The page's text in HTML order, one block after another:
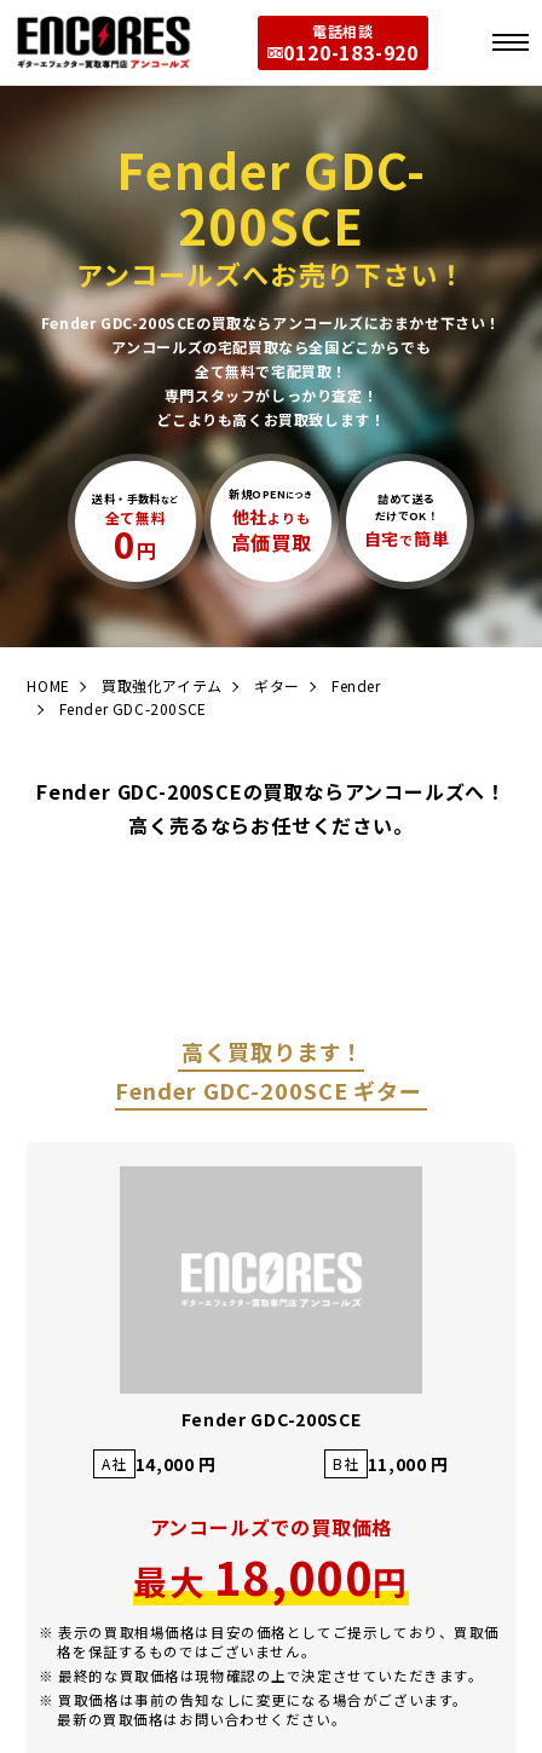
電話相談
0120-183-920
Fender GDC-
200SCE
アンコールズへお売り下さい！
Fender GDC-200SCEの買取ならアンコールズにおまかせ下さい！
アンコールズの宅配買取なら全国どこからでも
全て無料で宅配買取！
専門スタッフがしっかり査定！
どこよりも高くお買取致します！
送料・手数料など
全て無料
0円
新規OPEN につき
他社よりも
高価買取
詰めて送る
だけでOK！
自宅で簡単
HOME 買取強化アイテム ギター
Fender
Fender GDC-200SCE
Fender GDC-200SCEの買取ならアンコールズへ！
高く売るならお任せください。
高く買取ります！
Fender GDC-200SCE ギター
Fender GDC-200SCE
A社 14,000 円 B社 11,000 円
アンコールズでの買取価格
最大18,000円
※ 表示の買取相場価格は目安の価格としてご提示しており、買取価
格を保証するものではございません。
※ 最終的な買取価格は現物確認の上で決定させていただきます。
※ 買取価格は事前の告知なしに変更になる場合がございます。
最新の買取価格はお問い合わせください。